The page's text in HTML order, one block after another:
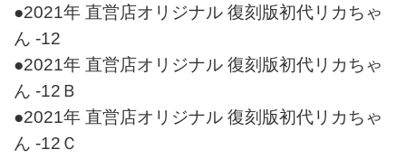
●2021年 直営店オリジナル 復刻版初代リカちゃ
ん -12
●2021年 直営店オリジナル 復刻版初代リカちゃ
ん -12Ｂ
●2021年 直営店オリジナル 復刻版初代リカちゃ
ん -12Ｃ